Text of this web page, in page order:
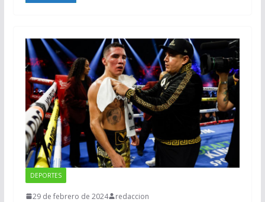
DEPORTES
29 de febrero de 2024 redaccion